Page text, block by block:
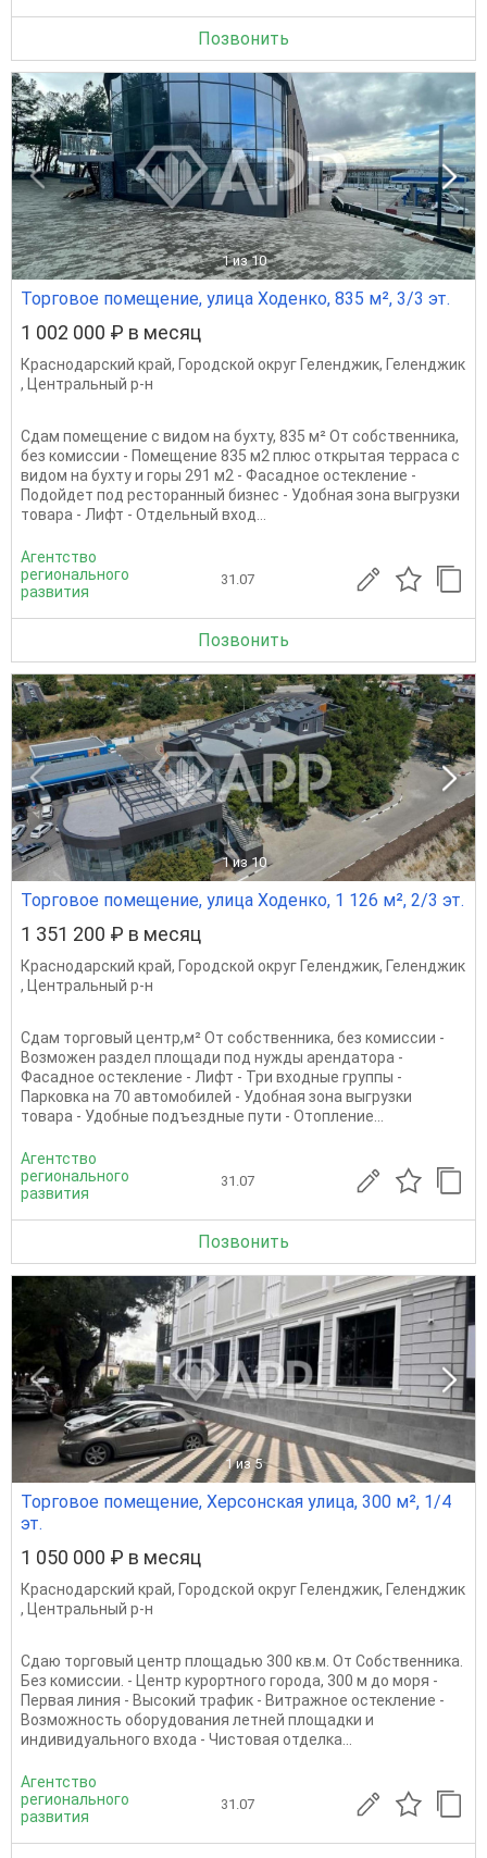
Позвонить
1 из 10
Торговое помещение, улица Ходенко, 835 м², 3/3 эт.
1 002 000 ₽ в месяц
Краснодарский край, Городской округ Геленджик, Геленджик
,
Центральный р-н
Сдам помещение с видом на бухту, 835 м² От собственника,
без комиссии - Помещение 835 м2 плюс открытая терраса с
видом на бухту и горы 291 м2 - Фасадное остекление -
Подойдет под ресторанный бизнес - Удобная зона выгрузки
товара - Лифт - Отдельный вход...
Агентство
регионального
развития
31.07
Позвонить
1 из 10
Торговое помещение, улица Ходенко, 1 126 м², 2/3 эт.
1 351 200 ₽ в месяц
Краснодарский край, Городской округ Геленджик, Геленджик
,
Центральный р-н
Сдам торговый центр,м² От собственника, без комиссии -
Возможен раздел площади под нужды арендатора -
Фасадное остекление - Лифт - Три входные группы -
Парковка на 70 автомобилей - Удобная зона выгрузки
товара - Удобные подъездные пути - Отопление...
Агентство
регионального
развития
31.07
Позвонить
1 из 5
Торговое помещение, Херсонская улица, 300 м², 1/4
эт.
1 050 000 ₽ в месяц
Краснодарский край, Городской округ Геленджик, Геленджик
,
Центральный р-н
Сдаю торговый центр площадью 300 кв.м. От Собственника.
Без комиссии. - Центр курортного города, 300 м до моря -
Первая линия - Высокий трафик - Витражное остекление -
Возможность оборудования летней площадки и
индивидуального входа - Чистовая отделка...
Агентство
регионального
развития
31.07